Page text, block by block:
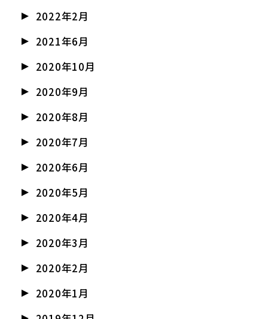
2022年2月
2021年6月
2020年10月
2020年9月
2020年8月
2020年7月
2020年6月
2020年5月
2020年4月
2020年3月
2020年2月
2020年1月